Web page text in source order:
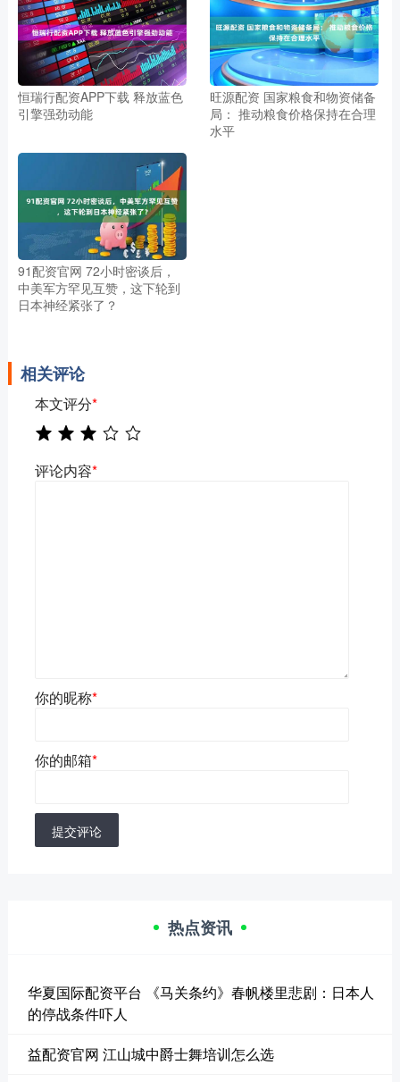
恒瑞行配资APP下载 释放蓝色
引擎强劲动能
旺源配资 国家粮食和物资储备
局： 推动粮食价格保持在合理
水平
91配资官网 72小时密谈后，
中美军方罕见互赞，这下轮到
日本神经紧张了？
相关评论
本文评分*
评论内容*
你的昵称*
你的邮箱*
提交评论
热点资讯
华夏国际配资平台 《马关条约》春帆楼里悲剧：日本人
的停战条件吓人
益配资官网 江山城中爵士舞培训怎么选